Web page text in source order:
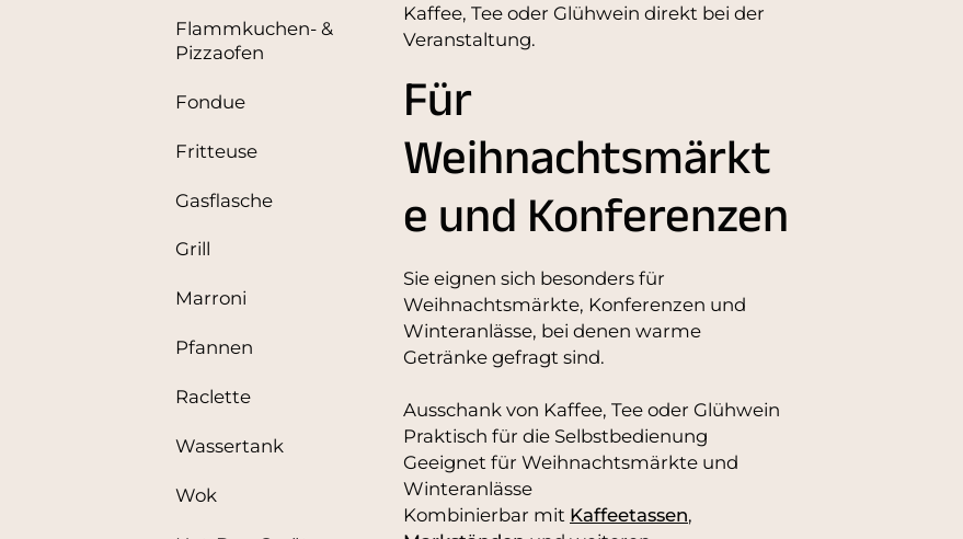
Flammkuchen- &
Pizzaofen
Fondue
Fritteuse
Gasflasche
Grill
Marroni
Pfannen
Raclette
Wassertank
Wok
Kaffee, Tee oder Glühwein direkt bei der
Veranstaltung.
Für
Weihnachtsmärkt
e und Konferenzen
Sie eignen sich besonders für
Weihnachtsmärkte, Konferenzen und
Winteranlässe, bei denen warme
Getränke gefragt sind.
Ausschank von Kaffee, Tee oder Glühwein
Praktisch für die Selbstbedienung
Geeignet für Weihnachtsmärkte und
Winteranlässe
Kombinierbar mit Kaffeetassen,